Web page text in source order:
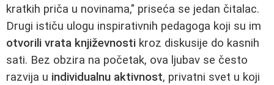
kratkih priča u novinama," priseća se jedan čitalac.
Drugi ističu ulogu inspirativnih pedagoga koji su im
otvorili vrata književnosti kroz diskusije do kasnih
sati. Bez obzira na početak, ova ljubav se često
razvija u individualnu aktivnost, privatni svet u koji